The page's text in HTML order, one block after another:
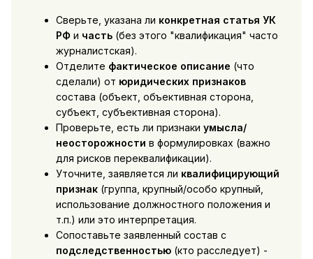
Сверьте, указана ли конкретная статья УК
РФи часть(без этого "квалификация" часто
журналистская).
Отделите фактическое описание (что
сделали) от юридических признаков
состава (объект, объективная сторона,
субъект, субъективная сторона).
Проверьте, есть ли признаки умысла/
неосторожности в формулировках (важно
для рисков переквалификации).
Уточните, заявляется ли квалифицирующий
признак(группа, крупный/особо крупный,
использование должностного положения и
т.п.) или это интерпретация.
Сопоставьте заявленный состав с
подследственностью(кто расследует) -